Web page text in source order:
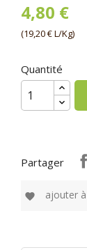
4,80 €
(19,20 € L/Kg)
Quantité
Partager
favorite ajouter